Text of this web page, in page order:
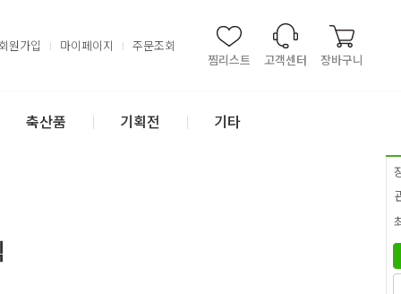
회원가입 마이페이지
주문조회
찜리스트
고객센터 장바구니
축산품 기획전 기타